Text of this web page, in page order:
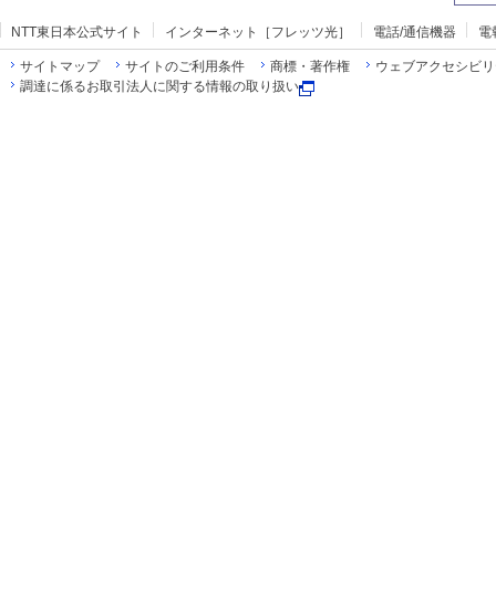
NTT東日本公式サイト インターネット［フレッツ光］ 電話/通信機器 電
サイトマップ サイトのご利用条件 商標・著作権
ウェブアクセシビ
調達に係るお取引法人に関する情報の取り扱い